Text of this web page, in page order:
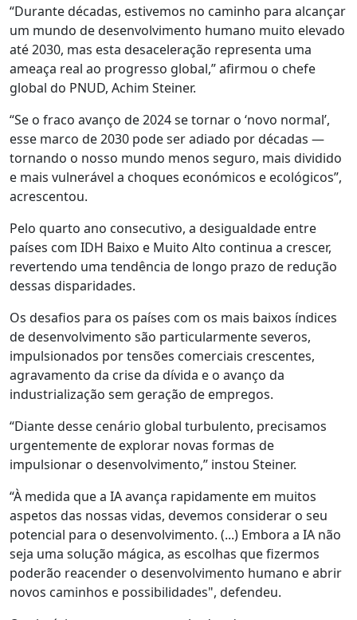
“Durante décadas, estivemos no caminho para alcançar
um mundo de desenvolvimento humano muito elevado
até 2030, mas esta desaceleração representa uma
ameaça real ao progresso global,” afirmou o chefe
global do PNUD, Achim Steiner.
“Se o fraco avanço de 2024 se tornar o ‘novo normal’,
esse marco de 2030 pode ser adiado por décadas —
tornando o nosso mundo menos seguro, mais dividido
e mais vulnerável a choques económicos e ecológicos”,
acrescentou.
Pelo quarto ano consecutivo, a desigualdade entre
países com IDH Baixo e Muito Alto continua a crescer,
revertendo uma tendência de longo prazo de redução
dessas disparidades.
Os desafios para os países com os mais baixos índices
de desenvolvimento são particularmente severos,
impulsionados por tensões comerciais crescentes,
agravamento da crise da dívida e o avanço da
industrialização sem geração de empregos.
“Diante desse cenário global turbulento, precisamos
urgentemente de explorar novas formas de
impulsionar o desenvolvimento,” instou Steiner.
“À medida que a IA avança rapidamente em muitos
aspetos das nossas vidas, devemos considerar o seu
potencial para o desenvolvimento. (...) Embora a IA não
seja uma solução mágica, as escolhas que fizermos
poderão reacender o desenvolvimento humano e abrir
novos caminhos e possibilidades", defendeu.